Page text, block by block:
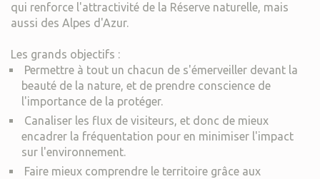
qui renforce l'attractivité de la Réserve naturelle, mais
aussi des Alpes d'Azur.
Les grands objectifs :
Permettre à tout un chacun de s'émerveiller devant la
beauté de la nature, et de prendre conscience de
l'importance de la protéger.
Canaliser les flux de visiteurs, et donc de mieux
encadrer la fréquentation pour en minimiser l'impact
sur l'environnement.
Faire mieux comprendre le territoire grâce aux